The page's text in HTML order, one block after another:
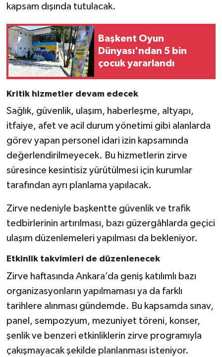
kapsam dışında tutulacak.
Başkent Oyun
Dünyası'ndan 5 bin
çocuk yararlandı
Kritik hizmetler devam edecek
Sağlık, güvenlik, ulaşım, haberleşme, altyapı,
itfaiye, afet ve acil durum yönetimi gibi alanlarda
görev yapan personel idari izin kapsamında
değerlendirilmeyecek. Bu hizmetlerin zirve
süresince kesintisiz yürütülmesi için kurumlar
tarafından ayrı planlama yapılacak.
Zirve nedeniyle başkentte güvenlik ve trafik
tedbirlerinin artırılması, bazı güzergâhlarda geçici
ulaşım düzenlemeleri yapılması da bekleniyor.
Etkinlik takvimleri de düzenlenecek
Zirve haftasında Ankara’da geniş katılımlı bazı
organizasyonların yapılmaması ya da farklı
tarihlere alınması gündemde. Bu kapsamda sınav,
panel, sempozyum, mezuniyet töreni, konser,
şenlik ve benzeri etkinliklerin zirve programıyla
çakışmayacak şekilde planlanması isteniyor.